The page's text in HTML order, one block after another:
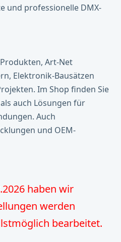
und professionelle DMX-
Art-Net
Elektronik-Bausätzen
Im Shop finden Sie
auch Lösungen für
Auch
und OEM-
haben wir
werden
bearbeitet.